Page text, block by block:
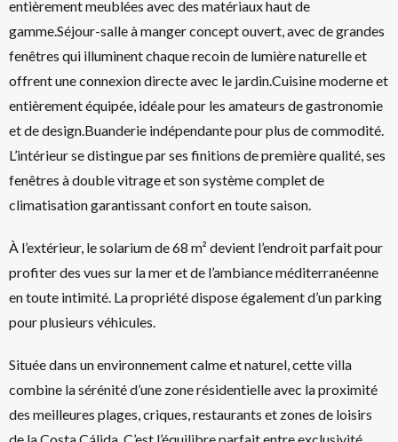
entièrement meublées avec des matériaux haut de
gamme.Séjour-salle à manger concept ouvert, avec de grandes
fenêtres qui illuminent chaque recoin de lumière naturelle et
offrent une connexion directe avec le jardin.Cuisine moderne et
entièrement équipée, idéale pour les amateurs de gastronomie
et de design.Buanderie indépendante pour plus de commodité.
L’intérieur se distingue par ses finitions de première qualité, ses
fenêtres à double vitrage et son système complet de
climatisation garantissant confort en toute saison.
À l’extérieur, le solarium de 68 m² devient l’endroit parfait pour
profiter des vues sur la mer et de l’ambiance méditerranéenne
en toute intimité. La propriété dispose également d’un parking
pour plusieurs véhicules.
Située dans un environnement calme et naturel, cette villa
combine la sérénité d’une zone résidentielle avec la proximité
des meilleures plages, criques, restaurants et zones de loisirs